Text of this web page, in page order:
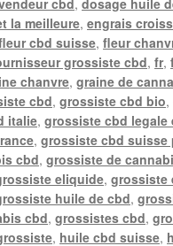
la meilleure,engrais
cbd suisse,fleur
grossiste cbd,fr,
chanvre,graine de
cbd,grossiste cbd bio,
italie,grossiste cbd legale
,grossiste cbd suisse
cbd,grossiste de
eliquide,grossiste
huile de cbd,
cbd,grossistes cbd,
, huile cbd suisse,